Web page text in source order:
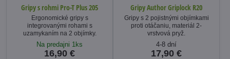
Gripy s rohmi Pro-T Plus 205
Ergonomické gripy s
integrovanými rohami s
uzamykaním na 2 objímky.
Na predajni 1ks
16,90 €
Gripy Author Griplock R20
Gripy s 2 pojistnými objímkami
proti otáčaniu, materiál 2-
vrstvová pryž.
4-8 dní
17,90 €